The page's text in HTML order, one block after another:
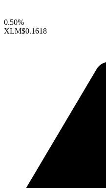
0.50%
XLM$0.1618